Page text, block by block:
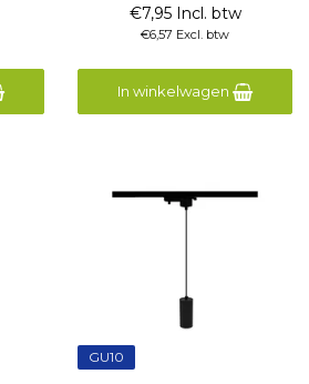
€7,95 Incl. btw
€6,57 Excl. btw
In winkelwagen
GU10